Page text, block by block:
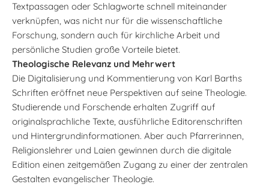
Textpassagen oder Schlagworte schnell miteinander
verknüpfen, was nicht nur für die wissenschaftliche
Forschung, sondern auch für kirchliche Arbeit und
persönliche Studien große Vorteile bietet.
Theologische Relevanz und Mehrwert
Die Digitalisierung und Kommentierung von Karl Barths
Schriften eröffnet neue Perspektiven auf seine Theologie.
Studierende und Forschende erhalten Zugriff auf
originalsprachliche Texte, ausführliche Editorenschriften
und Hintergrundinformationen. Aber auch Pfarrerinnen,
Religionslehrer und Laien gewinnen durch die digitale
Edition einen zeitgemäßen Zugang zu einer der zentralen
Gestalten evangelischer Theologie.